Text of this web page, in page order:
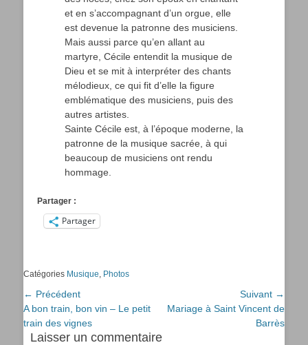
et en s’accompagnant d’un orgue, elle
est devenue la patronne des musiciens.
Mais aussi parce qu’en allant au
martyre, Cécile entendit la musique de
Dieu et se mit à interpréter des chants
mélodieux, ce qui fit d’elle la figure
emblématique des musiciens, puis des
autres artistes.
Sainte Cécile est, à l’époque moderne, la
patronne de la musique sacrée, à qui
beaucoup de musiciens ont rendu
hommage.
Partager :
Partager
Catégories Musique Photos
Navigation
de
l’article
← Précédent
Article
précédent :
A bon train, bon vin – Le petit
train des vignes
Suivant →
Article
Mariage à Saint Vincent de
Barrès
Laisser un commentaire